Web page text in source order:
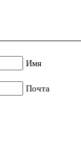
Имя
Почта